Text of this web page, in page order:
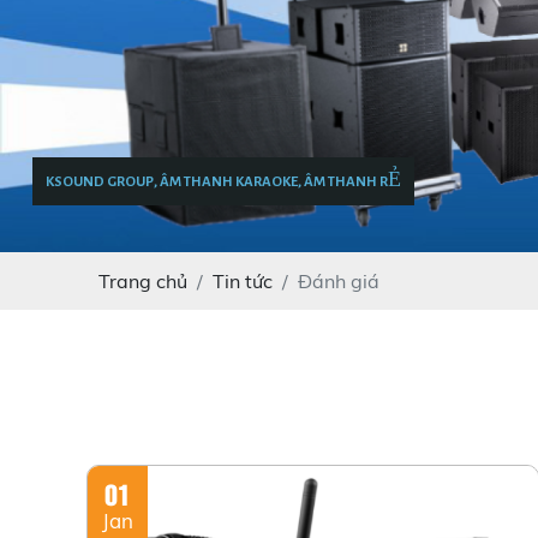
KSOUND GROUP, ÂM THANH KARAOKE, ÂM THANH RẺ
Trang chủ Tin tức Đánh giá
01
Jan